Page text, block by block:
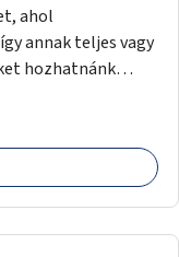
ahol
annak teljes vagy
hozhatnánk